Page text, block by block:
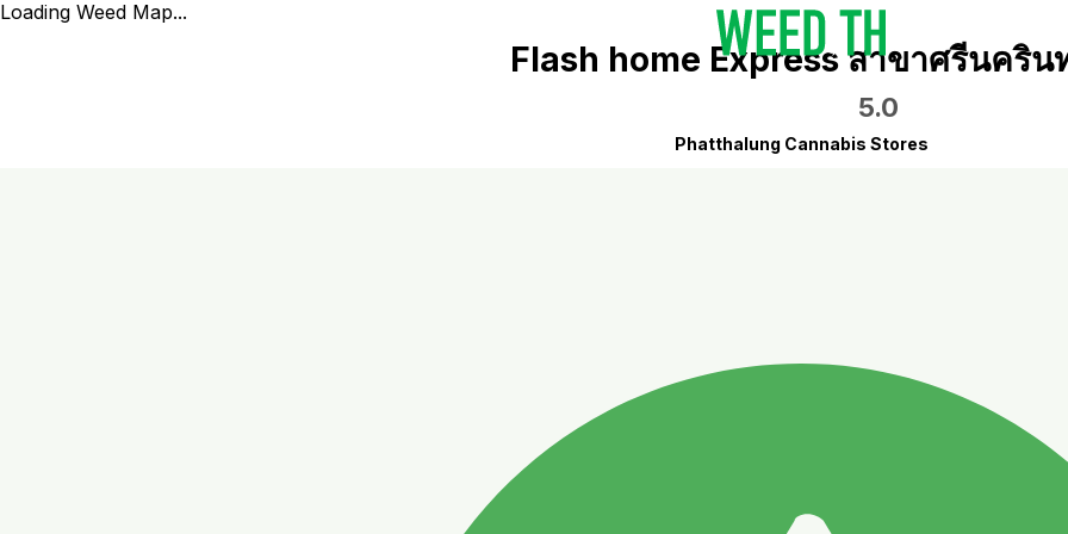
Loading Weed Map...
Flash home Express สาขาศรีนคริน
5.0
Phatthalung Cannabis Stores